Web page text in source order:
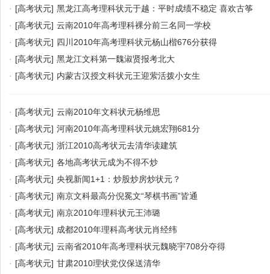
· [高考状元] 黑龙江高考理科状元于越：平时成绩不稳定 喜欢古筝
· [高考状元] 云南2010年高考理科裸分前三名同一学校
· [高考状元] 四川2010年高考理科状元杨山楷676分获得
· [高考状元] 黑龙江文科第一魏淑贤报考北大
· [高考状元] 内蒙古汉授文科状元王迎萦活拨小女生
· [高考状元] 云南2010年文科状元杨维思
· [高考状元] 河南2010年高考理科状元姚宏翔681分
· [高考状元] 浙江2010高考状元去清华读建筑
· [高考状元] 各地高考状元成为不得不炒
· [高考状元] 央视新闻1+1：炒股炒房炒状元？
· [高考状元] 南京文科最高分倪冕文“琴棋书画”皆通
· [高考状元] 南京2010年理科状元王沛璐
· [高考状元] 成都2010年理科高考状元肖经纬
· [高考状元] 云南省2010年高考理科状元魏晓宇708分夺得
· [高考状元] 甘肃2010理状党仪保送清华